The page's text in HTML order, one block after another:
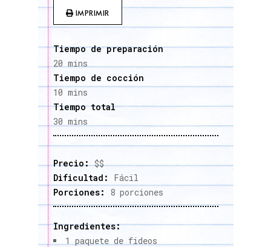
IMPRIMIR
Tiempo de preparación
20 mins
Tiempo de cocción
10 mins
Tiempo total
30 mins
Precio:$$
Dificultad:
Fácil
Porciones:
8 porciones
Ingredientes:
1 paquete de fideos